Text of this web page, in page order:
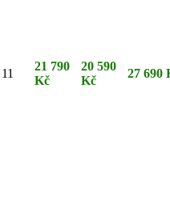
11
21 790
Kč
20 590
Kč
27 690